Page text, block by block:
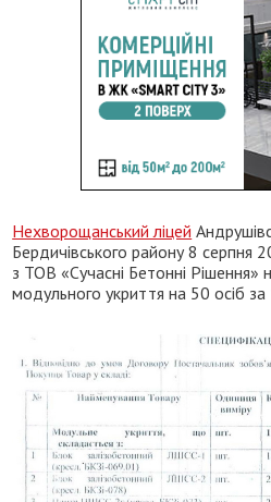
Нехворощанський ліцей
Бердичівського району 8 серпня
з ТОВ «Сучасні Бетонні Рішення»
модульного укриття на 50 осіб за